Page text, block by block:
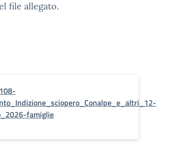
file allegato.
famiglie